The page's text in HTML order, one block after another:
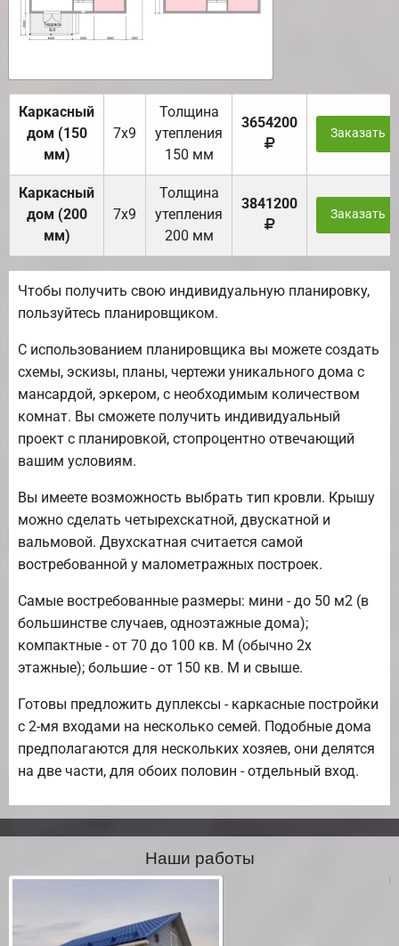
Каркасный
дом (150
мм)
7х9
Толщина
утепления
150 мм
3654200
Заказать
Каркасный
дом (200
мм)
7х9
Толщина
утепления
200 мм
3841200
Заказать
Чтобы получить свою индивидуальную планировку,
пользуйтесь планировщиком.
С использованием планировщика вы можете создать
схемы, эскизы, планы, чертежи уникального дома с
мансардой, эркером, с необходимым количеством
комнат. Вы сможете получить индивидуальный
проект с планировкой, стопроцентно отвечающий
вашим условиям.
Вы имеете возможность выбрать тип кровли. Крышу
можно сделать четырехскатной, двускатной и
вальмовой. Двухскатная считается самой
востребованной у малометражных построек.
Самые востребованные размеры: мини - до 50 м2 (в
большинстве случаев, одноэтажные дома);
компактные - от 70 до 100 кв. М (обычно 2х
этажные); большие - от 150 кв. М и свыше.
Готовы предложить дуплексы - каркасные постройки
с 2-мя входами на несколько семей. Подобные дома
предполагаются для нескольких хозяев, они делятся
на две части, для обоих половин - отдельный вход.
Наши работы